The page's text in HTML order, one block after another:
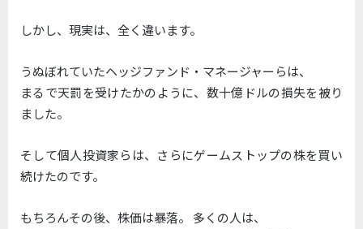
しかし、現実は、全く違います。
うぬぼれていたヘッジファンド・マネージャーらは、
まるで天罰を受けたかのように、数十億ドルの損失を被り
ました。
そして個人投資家らは、 さらにゲームストップの株を買い
続けたのです。
もちろんその後、株価は暴落。 多くの人は、